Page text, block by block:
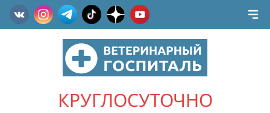
КРУГЛОСУТОЧНО